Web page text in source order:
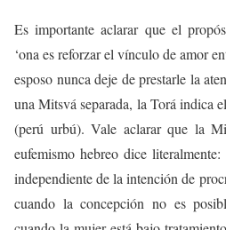
Es importante aclarar que el
‘ona es reforzar el vínculo de amor
esposo nunca deje de prestarle la
una Mitsvá separada, la Torá indica
(perú urbú). Vale aclarar que la
eufemismo hebreo dice
independiente de la intención de
cuando la concepción no es